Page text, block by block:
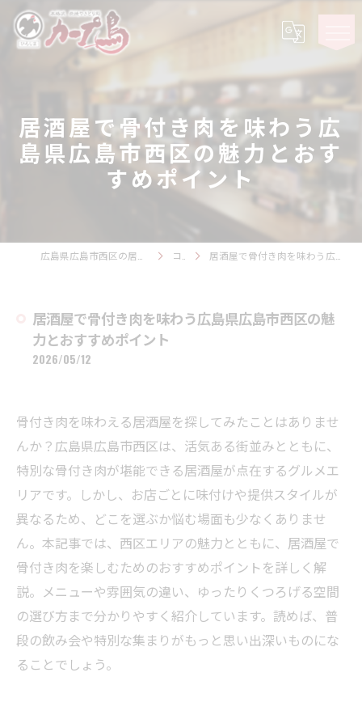
居酒屋で骨付き肉を味わう広
島県広島市西区の魅力とおす
すめポイント
コラム 居酒屋で骨付き肉を味わう広島県広島市西区の魅力とおすすめポイント
居酒屋で骨付き肉を味わう広島県広島市西区の魅
力とおすすめポイント
2026/05/12
骨付き肉を味わえる居酒屋を探してみたことはありませ
んか？広島県広島市西区は、活気ある街並みとともに、
特別な骨付き肉が堪能できる居酒屋が点在するグルメエ
リアです。しかし、お店ごとに味付けや提供スタイルが
異なるため、どこを選ぶか悩む場面も少なくありませ
ん。本記事では、西区エリアの魅力とともに、居酒屋で
骨付き肉を楽しむためのおすすめポイントを詳しく解
説。メニューや雰囲気の違い、ゆったりくつろげる空間
の選び方まで分かりやすく紹介しています。読めば、普
段の飲み会や特別な集まりがもっと思い出深いものにな
ることでしょう。